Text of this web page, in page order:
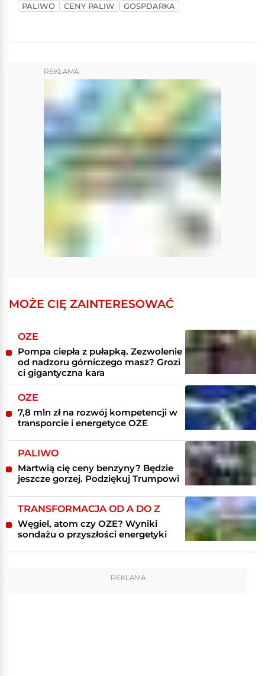
PALIWO
CENY PALIW GOSPDARKA
REKLAMA
MOŻE CIĘ ZAINTERESOWAĆ
OZE
Pompa ciepła z pułapką. Zezwolenie
od nadzoru górniczego masz? Grozi
ci gigantyczna kara
OZE
7,8 mln zł na rozwój kompetencji w
transporcie i energetyce OZE
PALIWO
Martwią cię ceny benzyny? Będzie
jeszcze gorzej. Podziękuj Trumpowi
TRANSFORMACJA OD A DO Z
Węgiel, atom czy OZE? Wyniki
sondażu o przyszłości energetyki
REKLAMA